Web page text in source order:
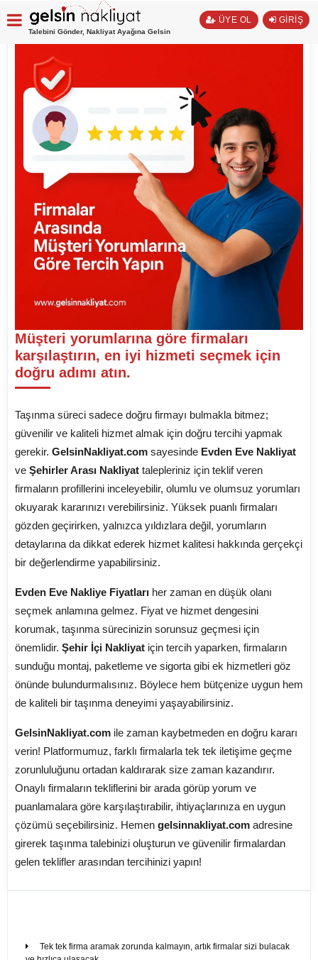
Talebini Gönder, Nakliyat Ayağına Gelsin
ÜYE OL GİRİŞ
Müşteri yorumlarına göre firmaları
karşılaştırın, en iyi hizmeti seçmek için
doğru adımı atın.
Taşınma süreci sadece doğru firmayı bulmakla bitmez;
güvenilir ve kaliteli hizmet almak için doğru tercihi yapmak
gerekir. GelsinNakliyat.com sayesinde Evden Eve Nakliyat
ve Şehirler Arası Nakliyat talepleriniz için teklif veren
firmaların profillerini inceleyebilir, olumlu ve olumsuz yorumları
okuyarak kararınızı verebilirsiniz. Yüksek puanlı firmaları
gözden geçirirken, yalnızca yıldızlara değil, yorumların
detaylarına da dikkat ederek hizmet kalitesi hakkında gerçekçi
bir değerlendirme yapabilirsiniz.
Evden Eve Nakliye Fiyatları her zaman en düşük olanı
seçmek anlamına gelmez. Fiyat ve hizmet dengesini
korumak, taşınma sürecinizin sorunsuz geçmesi için
önemlidir. Şehir İçi Nakliyat için tercih yaparken, firmaların
sunduğu montaj, paketleme ve sigorta gibi ek hizmetleri göz
önünde bulundurmalısınız. Böylece hem bütçenize uygun hem
de kaliteli bir taşınma deneyimi yaşayabilirsiniz.
GelsinNakliyat.com ile zaman kaybetmeden en doğru kararı
verin! Platformumuz, farklı firmalarla tek tek iletişime geçme
zorunluluğunu ortadan kaldırarak size zaman kazandırır.
Onaylı firmaların tekliflerini bir arada görüp yorum ve
puanlamalara göre karşılaştırabilir, ihtiyaçlarınıza en uygun
çözümü seçebilirsiniz. Hemen gelsinnakliyat.com adresine
girerek taşınma talebinizi oluşturun ve güvenilir firmalardan
gelen teklifler arasından tercihinizi yapın!
Tek tek firma aramak zorunda kalmayın, artık firmalar sizi bulacak